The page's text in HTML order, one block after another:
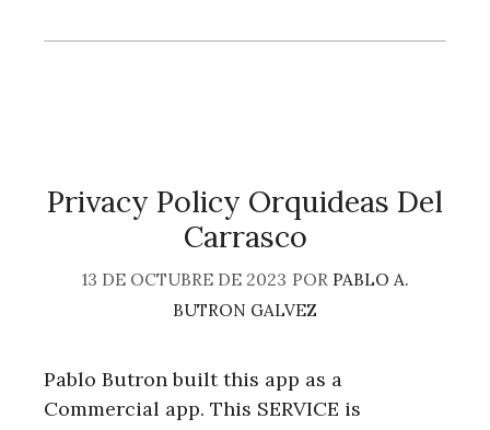
Privacy Policy Orquideas Del
Carrasco
13 DE OCTUBRE DE 2023 POR PABLO A.
BUTRON GALVEZ
Pablo Butron built this app as a
Commercial app. This SERVICE is